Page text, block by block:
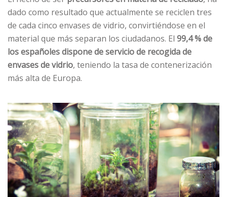
dado como resultado que actualmente se reciclen tres
de cada cinco envases de vidrio, convirtiéndose en el
material que más separan los ciudadanos. El 99,4 % de
los españoles dispone de servicio de recogida de
envases de vidrio, teniendo la tasa de contenerización
más alta de Europa.